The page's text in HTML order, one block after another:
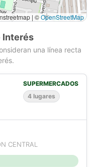
remodelada
o arriendo por
con distintas
o los medios de
| ©OpenStreetMap
Interés
una línea recta
SUPERMERCADOS
4 lugares
CENTRAL